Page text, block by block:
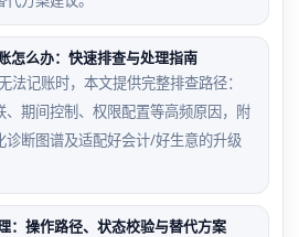
怎么办：快速排查与处理指南
法记账时，本文提供完整排查路径：
期间控制、权限配置等高频原因，附
诊断图谱及适配好会计/好生意的升级
：操作路径、状态校验与替代方案